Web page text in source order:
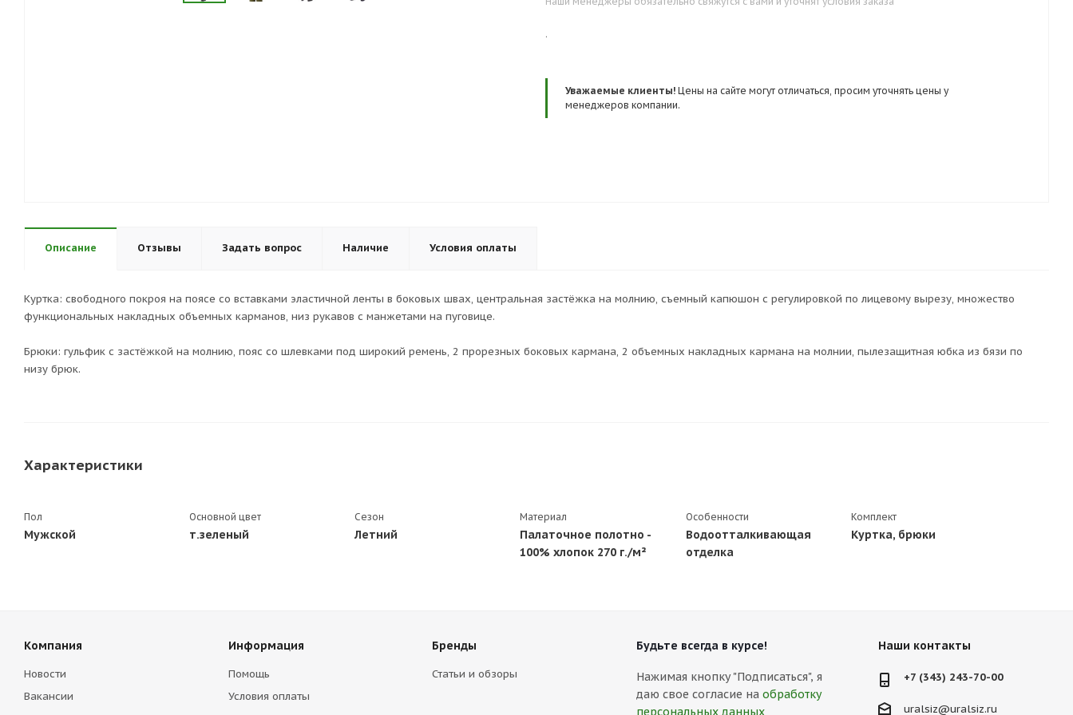
.
Уважаемые клиенты! Цены на сайте могут отличаться, просим уточнять цены у
менеджеров компании.
Описание Отзывы Задать вопрос Наличие Условия оплаты
Куртка: свободного покроя на поясе со вставками эластичной ленты в боковых швах, центральная застёжка на молнию, съемный капюшон с регулировкой по лицевому вырезу, множество
функциональных накладных объемных карманов, низ рукавов с манжетами на пуговице.
Брюки: гульфик с застёжкой на молнию, пояс со шлевками под широкий ремень, 2 прорезных боковых кармана, 2 объемных накладных кармана на молнии, пылезащитная юбка из бязи по
низу брюк.
Характеристики
Пол
Мужской
Основной цвет
т.зеленый
Сезон
Летний
Материал
Палаточное полотно -
100% хлопок 270 г./м²
Особенности
Водоотталкивающая
отделка
Комплект
Куртка, брюки
Компания
Новости
Вакансии
Информация
Помощь
Условия оплаты
Бренды
Статьи и обзоры
Будьте всегда в курсе!
Нажимая кнопку "Подписаться", я
даю свое согласие на обработку
персональных данных
Наши контакты
+7 (343) 243-70-00
uralsiz@uralsiz.ru